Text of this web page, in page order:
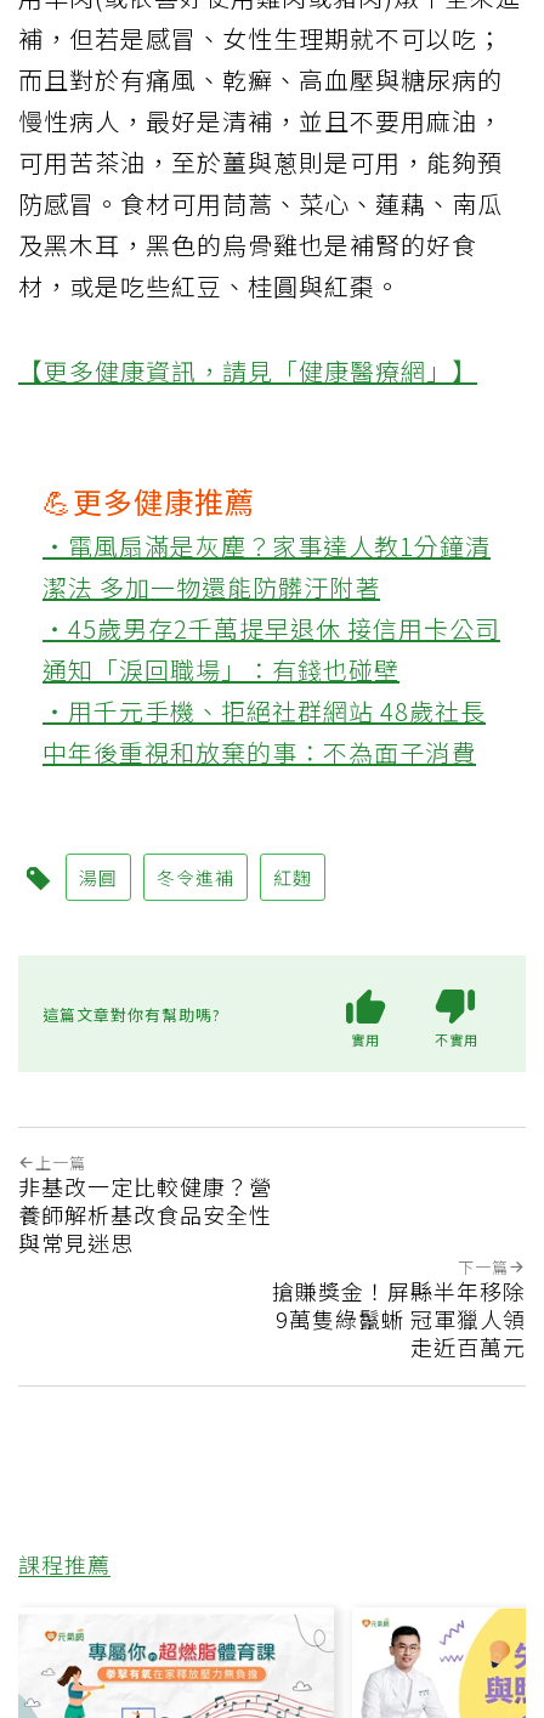
補，但若是感冒、女性生理期就不可以吃；
而且對於有痛風、乾癬、高血壓與糖尿病的
慢性病人，最好是清補，並且不要用麻油，
可用苦茶油，至於薑與蔥則是可用，能夠預
防感冒。食材可用茼蒿、菜心、蓮藕、南瓜
及黑木耳，黑色的烏骨雞也是補腎的好食
材，或是吃些紅豆、桂圓與紅棗。
【更多健康資訊，請見「健康醫療網」】
💪更多健康推薦
‧電風扇滿是灰塵？家事達人教1分鐘清
潔法 多加一物還能防髒汙附著
‧45歲男存2千萬提早退休 接信用卡公司
通知「淚回職場」：有錢也碰壁
‧用千元手機、拒絕社群網站 48歲社長
中年後重視和放棄的事：不為面子消費
湯圓 冬令進補 紅麴
這篇文章對你有幫助嗎?
實用 不實用
上一篇
非基改一定比較健康？營
養師解析基改食品安全性
與常見迷思
下一篇
搶賺獎金！屏縣半年移除
9萬隻綠鬣蜥 冠軍獵人領
走近百萬元
課程推薦